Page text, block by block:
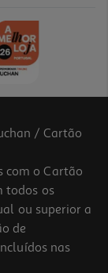
/ Cartão
com o Cartão
todos os
ou superior a
de
nas